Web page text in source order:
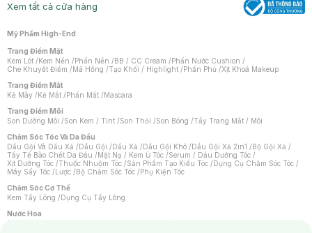
Xem tất cả cửa hàng
Mỹ Phẩm High-End
Trang Điểm Mặt
Kem Lót /Kem Nền /Phấn Nền /BB / CC Cream /Phấn Nước Cushion /
Che Khuyết Điểm /Má Hồng /Tạo Khối / Highlight /Phấn Phủ /Xịt Khoá Makeup
Trang Điểm Mắt
Kẻ Mày /Kẻ Mắt /Phấn Mắt /Mascara
Trang Điểm Môi
Son Dưỡng Môi /Son Kem / Tint /Son Thỏi /Son Bóng /Tẩy Trang Mắt / Môi
Chăm Sóc Tóc Và Da Đầu
Dầu Gội Và Dầu Xả /Dầu Gội /Dầu Xả /Dầu Gội Khô /Dầu Gội Xả 2in1 /Bộ Gội Xả /
Tẩy Tế Bào Chết Da Đầu /Mặt Nạ / Kem Ủ Tóc /Serum / Dầu Dưỡng Tóc /
Xịt Dưỡng Tóc /Thuốc Nhuộm Tóc /Sản Phẩm Tạo Kiểu Tóc /Dụng Cụ Chăm Sóc Tóc /
Máy Sấy Tóc /Lược /Bộ Chăm Sóc Tóc /Phụ Kiện Tóc
Chăm Sóc Cơ Thể
Kem Tẩy Lông /Dụng Cụ Tẩy Lông
Nước Hoa
Nước Hoa Nữ